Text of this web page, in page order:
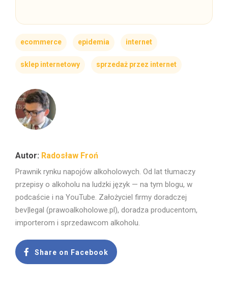
ecommerce epidemia internet
sklep internetowy sprzedaż przez internet
Radosław Froń
Prawnik rynku napojów alkoholowych. Od lat tłumaczy
przepisy o alkoholu na ludzki język — na tym blogu, w
podcaście i na YouTube. Założyciel firmy doradczej
bev|legal (prawoalkoholowe.pl), doradza producentom,
importerom i sprzedawcom alkoholu.
Share on Facebook